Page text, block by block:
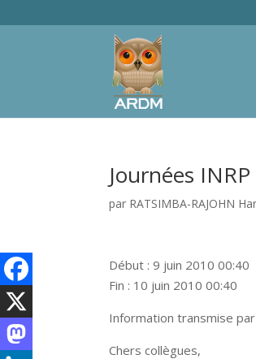
Journées
par RATSIMBA-RAJOHN
Début : 9 juin 2010 00:40
Fin : 10 juin 2010 00:40
Information transmise
Chers collègues,